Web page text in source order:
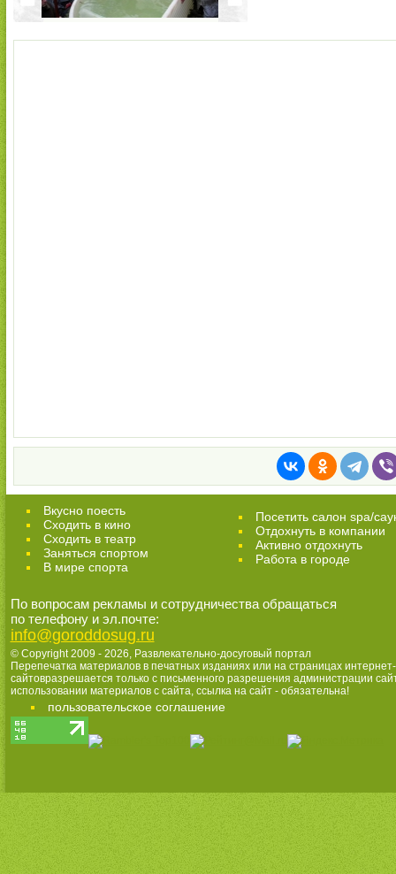
Вкусно поесть
Сходить в кино
Cходить в театр
Заняться спортом
В мире спорта
Посетить салон spa/
Отдохнуть в компании
Активно отдохнуть
Работа в городе
По вопросам рекламы и сотрудничества обращаться
по телефону и эл.почте:
info@goroddosug.ru
© Copyright 2009 - 2026, Развлекательно-досуговый портал
Перепечатка материалов в печатных изданиях или на страницах интернет-
сайтовразрешается только с письменного разрешения администрации
использовании материалов с сайта, ссылка на сайт - обязательна!
пользовательское соглашение